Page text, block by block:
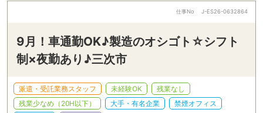
仕事No J-ES26-0632864
9月！車通勤OK♪製造のオシゴト☆シフト
制×夜勤あり♪三次市
派遣・受託業務スタッフ 未経験OK
残業なし
残業少なめ（20H以下）
大手・有名企業
禁煙オフィス